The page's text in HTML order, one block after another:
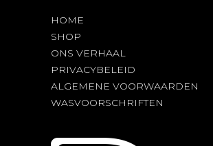
HOME
SHOP
ONS VERHAAL
PRIVACYBELEID
ALGEMENE VOORWAARDEN
WASVOORSCHRIFTEN